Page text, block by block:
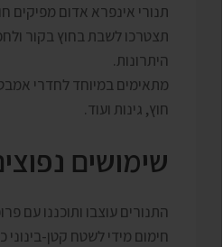
תנורי אינפרא אדום מפיקים
תצטרכו לשבת בחוץ בקור
היתרונות.
מתאימים במיוחד לחדרי
חוץ, גינות ועוד.
שימושים
התנורים עוצבו ותוכננו עם
חימום מידי לשטח קטן-